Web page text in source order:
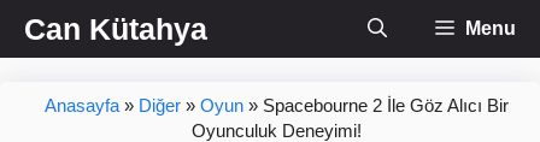
İçeriğe
atlaCan Kütahya Menu
Anasayfa» Diğer» Oyun» Spacebourne 2 İle Göz Alıcı Bir
Oyunculuk Deneyimi!